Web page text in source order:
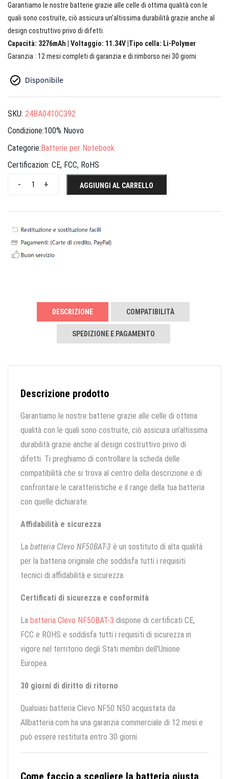
Garantiamo le nostre batterie grazie alle celle di ottima qualità con le
quali sono costruite, ciò assicura un’altissima durabilità grazie anche al
design costruttivo privo di difetti.
Capacità: 3276mAh | Voltaggio: 11.34V |Tipo cella: Li-Polymer
Garanzia : 12 mesi completi di garanzia e di rimborso nei 30 giorni
SKU: 24BA0410C392
Condizione:100% Nuovo
Categorie:Batterie per Notebook
Certificazion: CE, FCC, RoHS
+
- AGGIUNGI AL CARRELLO
DESCRIZIONE COMPATIBILITÀ
SPEDIZIONE E PAGAMENTO
Descrizione prodotto
Garantiamo le nostre batterie grazie alle celle di ottima
qualità con le quali sono costruite, ciò assicura un’altissima
durabilità grazie anche al design costruttivo privo di
difetti. Ti preghiamo di controllare la scheda delle
compatibilità che si trova al centro della descrizione e di
confrontare le caratteristiche e il range della tua batteria
con quelle dichiarate.
Affidabilità e sicurezza
La batteria Clevo NF50BAT-3 è un sostituto di alta qualità
per la batteria originale che soddisfa tutti i requisiti
tecnici di affidabilità e sicurezza.
Certificati di sicurezza e conformità
La batteria Clevo NF50BAT-3 dispone di certificati CE,
FCC e ROHS e soddisfa tutti i requisiti di sicurezza in
vigore nel territorio degli Stati membri dell'Unione
Europea.
30 giorni di diritto di ritorno
Qualsiasi batteria Clevo NF50 N50 acquistata da
Allbatteria.com ha una garanzia commerciale di 12 mesi e
può essere restituita entro 30 giorni.